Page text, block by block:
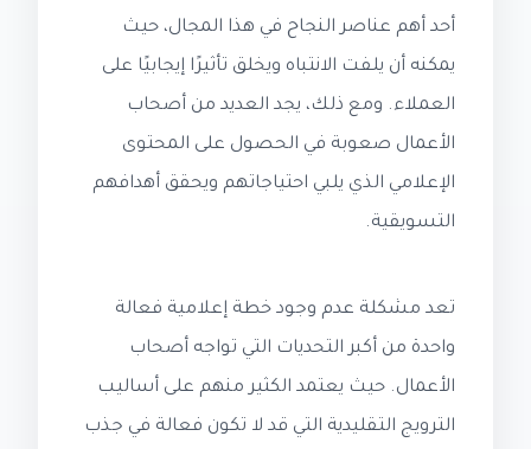
أحد أهم عناصر النجاح في هذا المجال، حيث
يمكنه أن يلفت الانتباه ويخلق تأثيرًا إيجابيًا على
العملاء. ومع ذلك، يجد العديد من أصحاب
الأعمال صعوبة في الحصول على المحتوى
الإعلامي الذي يلبي احتياجاتهم ويحقق أهدافهم
التسويقية.
تعد مشكلة عدم وجود خطة إعلامية فعالة
واحدة من أكبر التحديات التي تواجه أصحاب
الأعمال. حيث يعتمد الكثير منهم على أساليب
الترويج التقليدية التي قد لا تكون فعالة في جذب